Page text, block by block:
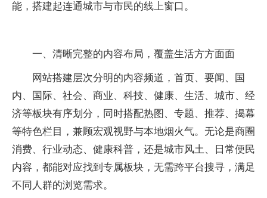
能，搭建起连通城市与市民的线上窗口。
一、清晰完整的内容布局，覆盖生活方方面面
网站搭建层次分明的内容频道，首页、要闻、国
内、国际、社会、商业、科技、健康、生活、城市、经
济等板块有序划分，同时搭配热图、专题、推荐、揭幕
等特色栏目，兼顾宏观视野与本地烟火气。无论是商圈
消费、行业动态、健康科普，还是城市风土、日常便民
内容，都能对应找到专属板块，无需跨平台搜寻，满足
不同人群的浏览需求。